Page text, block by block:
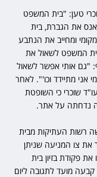
טען: "בית המשפט
את הגברת, בית
ומחייב את הנתבע
המשפט לשאול את
"גם אותי אפשר לשאול
אני מתיידד וכו'". לאחר
שוכרי כי השופטת
נדחתה על אתר.
רשות העתיקות מבית
את צו המניעה שניתן
פקודת בזיון בית
מועד לתגובה ליום